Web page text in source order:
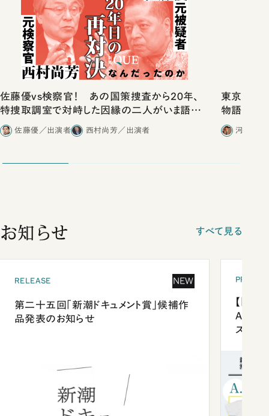
佐藤優vs検察官！ あの国策捜査から20年、
特捜取調室で対峙した因縁の二人がいま語り
合ったこと
佐藤優／出演者 西村尚芳／出演者
東京は都
物語」に
河野有
お知らせ すべて見る
RELEASE NEW
第二十五回「新潮ドキュメント賞」候補作
品発表のお知らせ
【「新
ズプレ